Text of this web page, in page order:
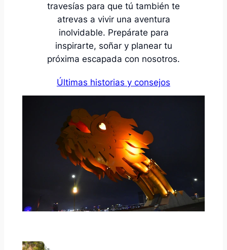
travesías para que tú también te
atrevas a vivir una aventura
inolvidable. Prepárate para
inspirarte, soñar y planear tu
próxima escapada con nosotros.
Últimas historias y consejos